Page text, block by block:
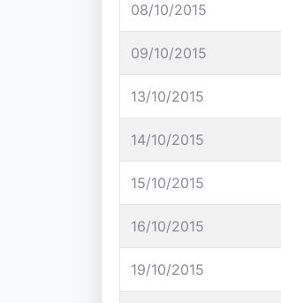
08/10/2015
09/10/2015
13/10/2015
14/10/2015
15/10/2015
16/10/2015
19/10/2015